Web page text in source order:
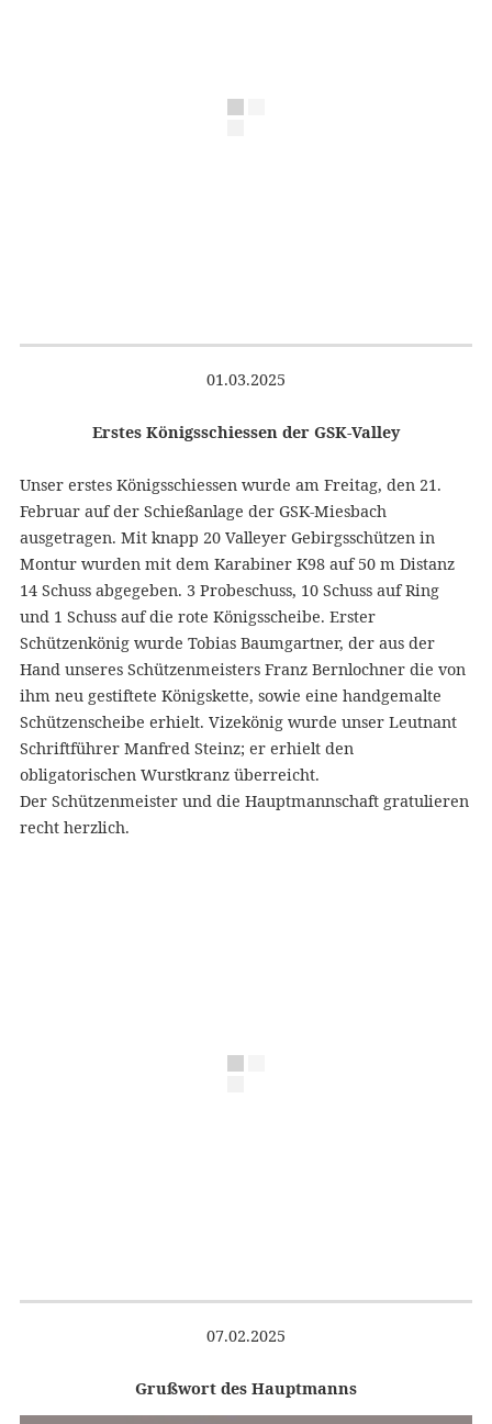
01.03.2025
Erstes Königsschiessen der GSK-Valley
Unser erstes Königsschiessen wurde am Freitag, den 21.
Februar auf der Schießanlage der GSK-Miesbach
ausgetragen. Mit knapp 20 Valleyer Gebirgsschützen in
Montur wurden mit dem Karabiner K98 auf 50 m Distanz
14 Schuss abgegeben. 3 Probeschuss, 10 Schuss auf Ring
und 1 Schuss auf die rote Königsscheibe. Erster
Schützenkönig wurde Tobias Baumgartner, der aus der
Hand unseres Schützenmeisters Franz Bernlochner die von
ihm neu gestiftete Königskette, sowie eine handgemalte
Schützenscheibe erhielt. Vizekönig wurde unser Leutnant
Schriftführer Manfred Steinz; er erhielt den
obligatorischen Wurstkranz überreicht.
Der Schützenmeister und die Hauptmannschaft gratulieren
recht herzlich.
07.02.2025
Grußwort des Hauptmanns